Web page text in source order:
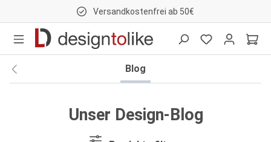
Versandkostenfrei ab 50€
Blog
Unser Design-Blog